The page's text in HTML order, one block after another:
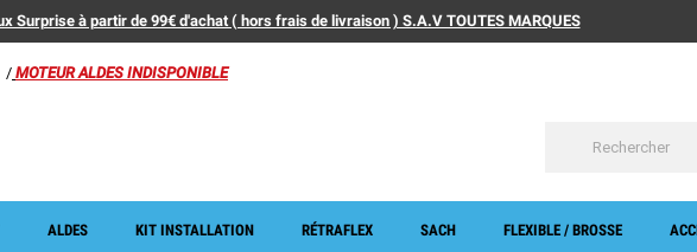
Surprise à partir de 99€ d'achat ( hors frais de livraison ) S.A.V TOUTES MARQUES
/ MOTEUR ALDES INDISPONIBLE
ALDES KIT INSTALLATION RÉTRAFLEX SACH FLEXIBLE / BROSSE